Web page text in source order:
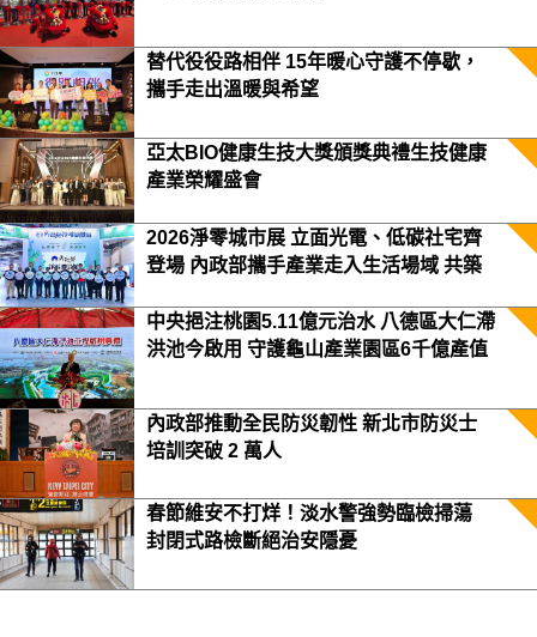
替代役役路相伴 15年暖心守護不停歇，
攜手走出溫暖與希望
亞太BIO健康生技大獎頒獎典禮生技健康
產業榮耀盛會
2026淨零城市展 立面光電、低碳社宅齊
登場 內政部攜手產業走入生活場域 共築
中央挹注桃園5.11億元治水 八德區大仁滯
洪池今啟用 守護龜山產業園區6千億產值
內政部推動全民防災韌性 新北市防災士
培訓突破 2 萬人
春節維安不打烊！淡水警強勢臨檢掃蕩
封閉式路檢斷絕治安隱憂